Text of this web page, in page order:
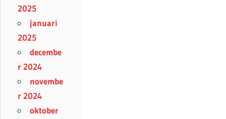
2025
januari
2025
decembe
r 2024
novembe
r 2024
oktober